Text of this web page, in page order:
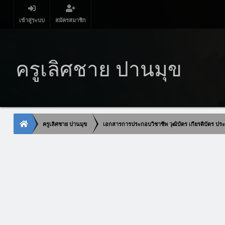
เข้าสู่ระบบ สมัครสมาชิก
ครูเลิศชาย ปานมุข
ครูเลิศชาย ปานมุข เอกสารการประกอบวิชาชีพ วุฒิบัตร เกียรติบัตร ปร